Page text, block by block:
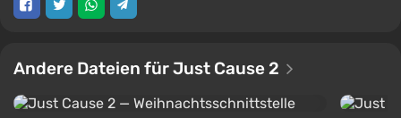
Andere Dateien für Just Cause 2